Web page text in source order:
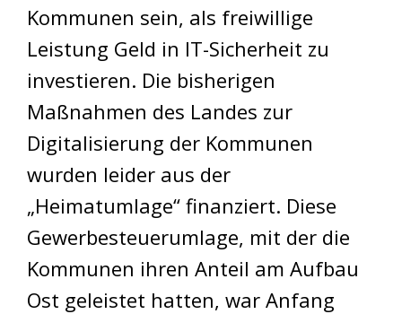
Kommunen sein, als freiwillige
Leistung Geld in IT-Sicherheit zu
investieren. Die bisherigen
Maßnahmen des Landes zur
Digitalisierung der Kommunen
wurden leider aus der
„Heimatumlage“ finanziert. Diese
Gewerbesteuerumlage, mit der die
Kommunen ihren Anteil am Aufbau
Ost geleistet hatten, war Anfang